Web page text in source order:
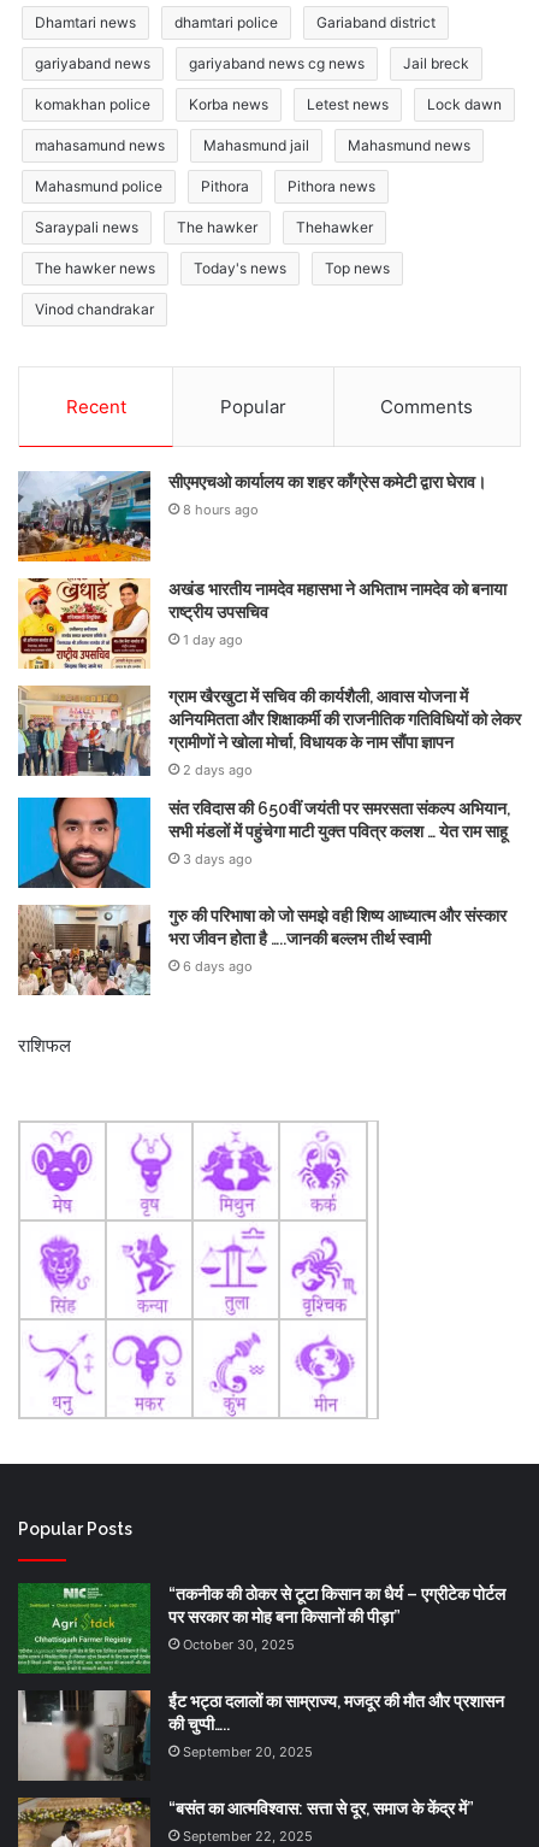
Dhamtari news dhamtari police Gariaband district
gariyaband news gariyaband news cg news Jail breck
komakhan police Korba news Letest news Lock dawn
mahasamund news Mahasmund jail Mahasmund news
Mahasmund police Pithora Pithora news
Saraypali news The hawker Thehawker
The hawker news Today's news Top news
Vinod chandrakar
Recent Popular Comments
सीएमएचओ कार्यालय का शहर कॉंग्रेस कमेटी द्वारा घेराव।
8 hours ago
अखंड भारतीय नामदेव महासभा ने अभिताभ नामदेव को बनाया
राष्ट्रीय उपसचिव
1 day ago
ग्राम खैरखुटा में सचिव की कार्यशैली, आवास योजना में
अनियमितता और शिक्षाकर्मी की राजनीतिक गतिविधियों को लेकर
ग्रामीणों ने खोला मोर्चा, विधायक के नाम सौंपा ज्ञापन
2 days ago
संत रविदास की 650वीं जयंती पर समरसता संकल्प अभियान,
सभी मंडलों में पहुंचेगा माटी युक्त पवित्र कलश … येत राम साहू
3 days ago
गुरु की परिभाषा को जो समझे वही शिष्य आध्यात्म और संस्कार
भरा जीवन होता है …..जानकी बल्लभ तीर्थ स्वामी
6 days ago
राशिफल
Popular Posts
“तकनीक की ठोकर से टूटा किसान का धैर्य – एग्रीटेक पोर्टल
पर सरकार का मोह बना किसानों की पीड़ा”
October 30, 2025
ईंट भट्ठा दलालों का साम्राज्य, मजदूर की मौत और प्रशासन
की चुप्पी…..
September 20, 2025
“बसंत का आत्मविश्वास: सत्ता से दूर, समाज के केंद्र में”
September 22, 2025